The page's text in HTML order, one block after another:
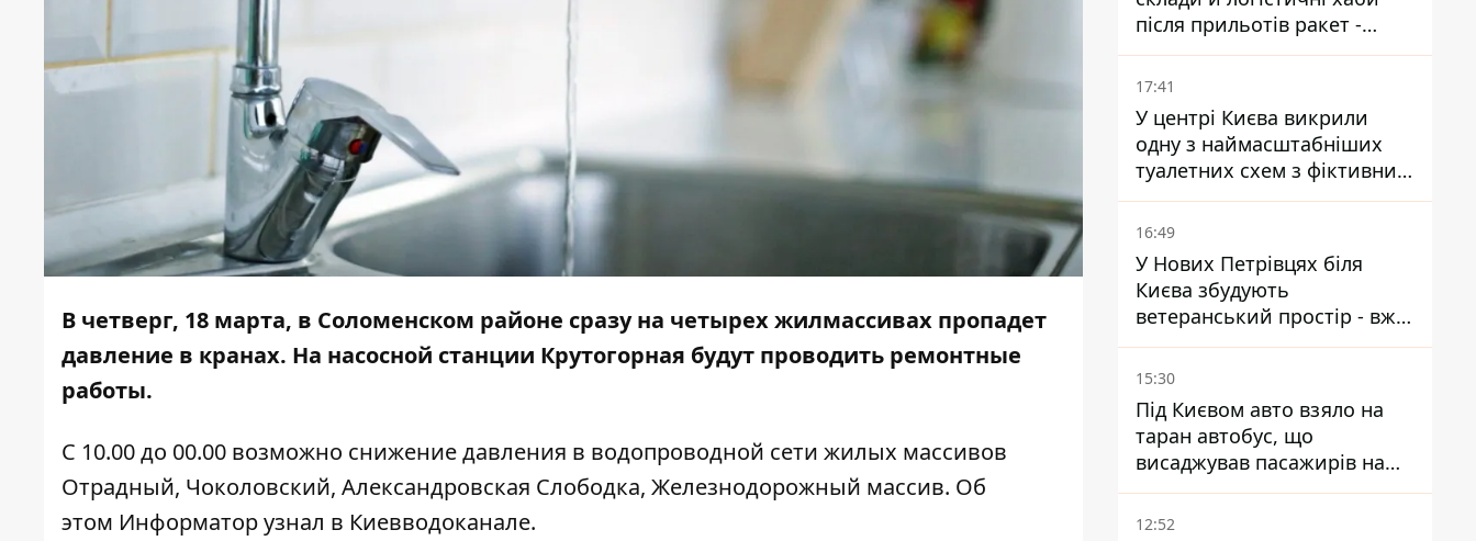
В четверг, 18 марта, в Соломенском районе сразу на четырех жилмассивах пропадет
давление в кранах. На насосной станции Крутогорная будут проводить ремонтные
работы.
С 10.00 до 00.00 возможно снижение давления в водопроводной сети жилых массивов
Отрадный, Чоколовский, Александровская Слободка, Железнодорожный массив. Об
этом Информаторузнал в Киевводоканале.
після прильотів ракет -
ДСНС
17:41
У центрі Києва викрили
одну з наймасштабніших
туалетних схем з фіктивним
будинком
16:49
У Нових Петрівцях біля
Києва збудують
ветеранський простір - вже
знайшли проєктанта
15:30
Під Києвом авто взяло на
таран автобус, що
висаджував пасажирів на
зупинці - пасажирка в
лікарні
12:52